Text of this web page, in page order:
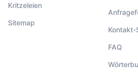
Kritzeleien
Sitemap
FAQ